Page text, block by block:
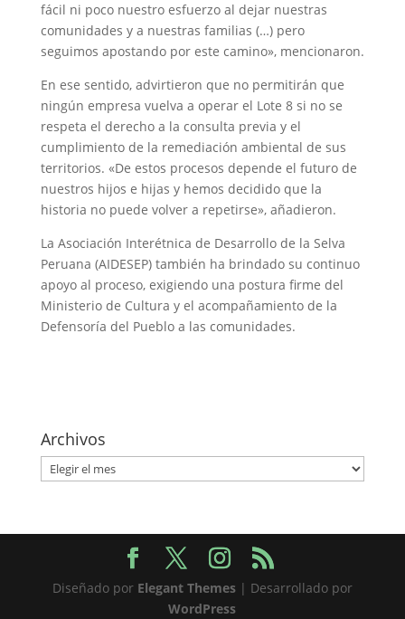
fácil ni poco nuestro esfuerzo al dejar nuestras
comunidades y a nuestras familias (…) pero
seguimos apostando por este camino», mencionaron.
En ese sentido, advirtieron que no permitirán que
ningún empresa vuelva a operar el Lote 8 si no se
respeta el derecho a la consulta previa y el
cumplimiento de la remediación ambiental de sus
territorios. «De estos procesos depende el futuro de
nuestros hijos e hijas y hemos decidido que la
historia no puede volver a repetirse», añadieron.
La Asociación Interétnica de Desarrollo de la Selva
Peruana (AIDESEP) también ha brindado su continuo
apoyo al proceso, exigiendo una postura firme del
Ministerio de Cultura y el acompañamiento de la
Defensoría del Pueblo a las comunidades.
Archivos
Archivos
Diseñado por Elegant Themes| Desarrollado por
WordPress